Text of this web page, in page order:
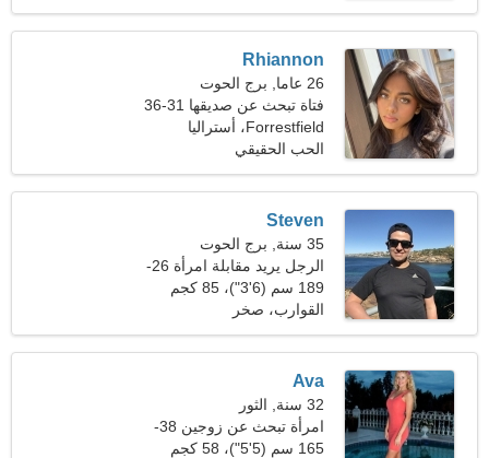
Rhiannon
26 عاما, برج الحوت
فتاة تبحث عن صديقها 31-36
Forrestfield، أستراليا
الحب الحقيقي
Steven
35 سنة, برج الحوت
الرجل يريد مقابلة امرأة 26-
31
189 سم (6'3")، 85 كجم
(187 رطلا)
القوارب، صخر
Ava
32 سنة, الثور
امرأة تبحث عن زوجين 38-
39
165 سم (5'5")، 58 كجم